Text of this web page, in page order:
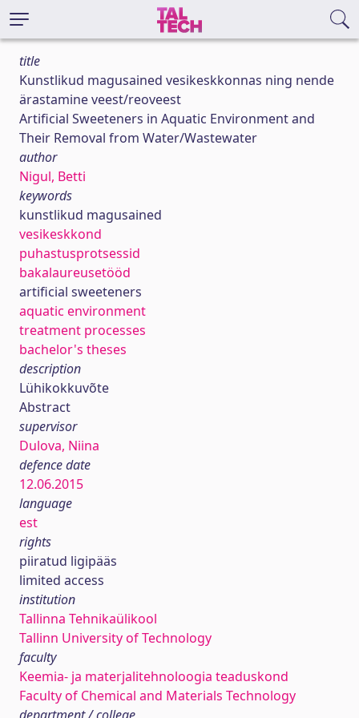
title
Kunstlikud magusained vesikeskkonnas ning nende
ärastamine veest/reoveest
Artificial Sweeteners in Aquatic Environment and
Their Removal from Water/Wastewater
author
Nigul, Betti
keywords
kunstlikud magusained
vesikeskkond
puhastusprotsessid
bakalaureusetööd
artificial sweeteners
aquatic environment
treatment processes
bachelor's theses
description
Lühikokkuvõte
Abstract
supervisor
Dulova, Niina
defence date
12.06.2015
language
est
rights
piiratud ligipääs
limited access
institution
Tallinna Tehnikaülikool
Tallinn University of Technology
faculty
Keemia- ja materjalitehnoloogia teaduskond
Faculty of Chemical and Materials Technology